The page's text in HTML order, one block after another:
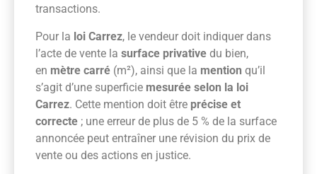
transactions.
Pour la loi Carrez, le vendeur doit indiquer dans
l’acte de vente la surface privative du bien,
en mètre carré (m²), ainsi que la mention qu’il
s’agit d’une superficie mesurée selon la loi
Carrez. Cette mention doit être précise et
correcte ; une erreur de plus de 5 % de la surface
annoncée peut entraîner une révision du prix de
vente ou des actions en justice.